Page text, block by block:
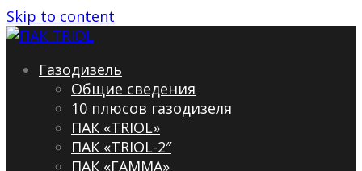
Skip to content
Газодизель
Общие сведения
10 плюсов газодизеля
ПАК «TRIOL»
ПАК «TRIOL-2″
ПАК «ГАММА»